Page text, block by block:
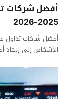
أفضل شركات
2025-2026
أفضل شركات تداول
الأشخاص إلى إيجاد